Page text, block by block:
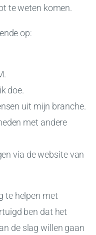
te weten komen.
op:
doe.
uit mijn branche.
met andere
via de website van
te helpen met
ben dat het
de slag willen gaan